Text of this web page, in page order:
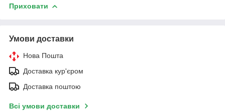
Приховати
Умови доставки
Нова Пошта
Доставка кур'єром
Доставка поштою
Всі умови доставки